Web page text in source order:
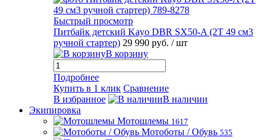
Быстрый просмотр
Питбайк детский Kayo DBR SX50-A (2T 49 см3
ручной стартер) 29 990 руб. / шт
В корзину
Подробнее
Купить в 1 клик Сравнение
В избранное
В наличии
Экипировка
Мотошлемы 1617
Мотоботы / Обувь 535